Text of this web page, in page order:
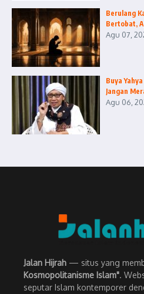
Berulang
Bertobat,
Agu 07,
Buya
Jangan
Agu 06,
Jalan Hijrah — situs yang
Kosmopolitanisme Islam".
seputar Islam kontemporer